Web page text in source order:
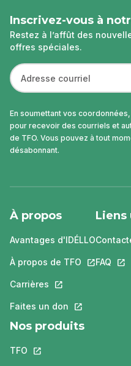
Inscrivez-vous à
Restez à l’affût des
offres spéciales.
En soumettant vos
pour recevoir des courriels et
de TFO. Vous pouvez à tout
désabonnant.
À propos
Avantages d'IDÉLLO
À propos de TFO Ce lien
Carrières Ce lien s'ouvrira
Faites un don Ce lien
Liens
FAQ Ce
Nos produits
TFO Ce lien s'ouvrira dans